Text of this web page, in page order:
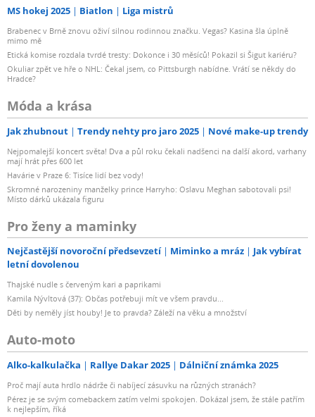
MS hokej 2025 Biatlon Liga mistrů
Brabenec v Brně znovu oživí silnou rodinnou značku. Vegas? Kasina šla úplně
mimo mě
Etická komise rozdala tvrdé tresty: Dokonce i 30 měsíců! Pokazil si Šigut kariéru?
Okuliar zpět ve hře o NHL: Čekal jsem, co Pittsburgh nabídne. Vrátí se někdy do
Hradce?
Móda a krása
Jak zhubnout Trendy nehty pro jaro 2025 Nové make-up trendy
Nejpomalejší koncert světa! Dva a půl roku čekali nadšenci na další akord, varhany
mají hrát přes 600 let
Havárie v Praze 6: Tisíce lidí bez vody!
Skromné narozeniny manželky prince Harryho: Oslavu Meghan sabotovali psi!
Místo dárků ukázala figuru
Pro ženy a maminky
Nejčastější novoroční předsevzetí Miminko a mráz
Jak vybírat
letní dovolenou
Thajské nudle s červeným kari a paprikami
Kamila Nývltová (37): Občas potřebuji mít ve všem pravdu...
Děti by neměly jíst houby! Je to pravda? Záleží na věku a množství
Auto-moto
Alko-kalkulačka Rallye Dakar 2025 Dálniční známka 2025
Proč mají auta hrdlo nádrže či nabíjecí zásuvku na různých stranách?
Pérez je se svým comebackem zatím velmi spokojen. Dokázal jsem, že stále patřím
k nejlepším, říká